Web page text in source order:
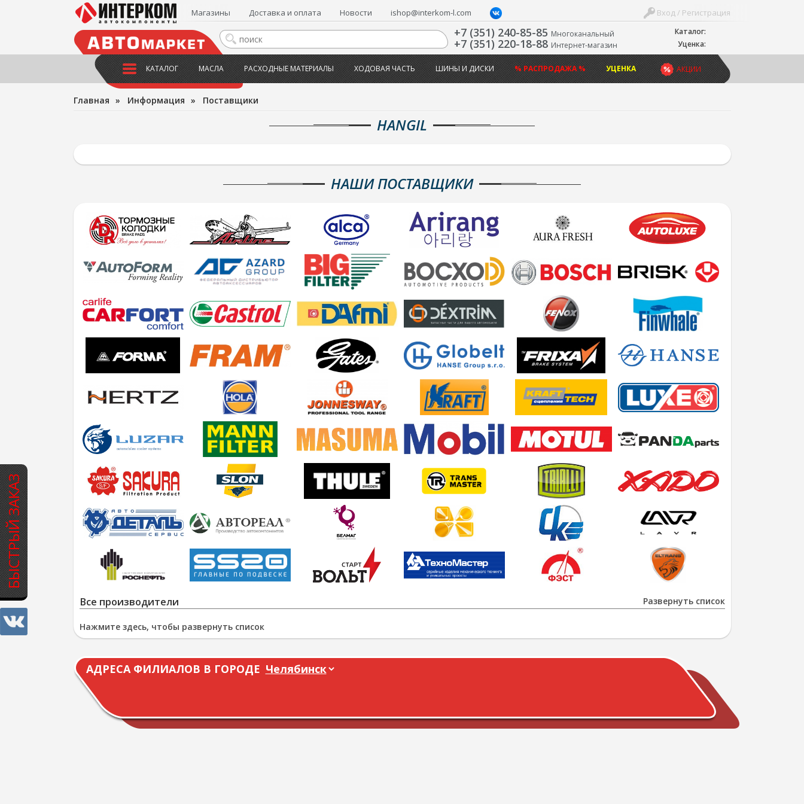
БЫСТРЫЙ ЗАКАЗ
Каталог:
Уценка:
Вход / Регистрация
Магазины Доставка и оплата Новости ishop@interkom-l.com
+7 (351) 240-85-85 Многоканальный
+7 (351) 220-18-88 Интернет-магазин
АКЦИИ
КАТАЛОГ МАСЛА РАСХОДНЫЕ МАТЕРИАЛЫ ХОДОВАЯ ЧАСТЬ ШИНЫ И ДИСКИ % РАСПРОДАЖА % УЦЕНКА
Главная » Информация » Поставщики
HANGIL
НАШИ ПОСТАВЩИКИ
Развернуть список
Все производители
Нажмите здесь, чтобы развернуть список
АДРЕСА ФИЛИАЛОВ В ГОРОДЕ